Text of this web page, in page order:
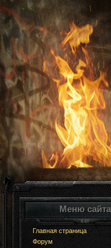
Меню сайта
Главная страница
Форум